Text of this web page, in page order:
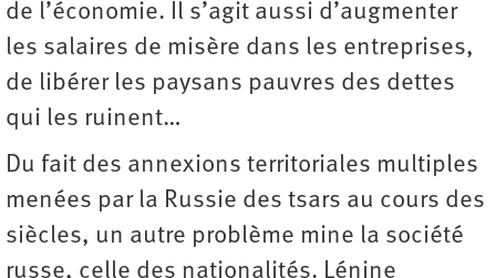
de l’économie. Il s’agit aussi d’augmenter
les salaires de misère dans les entreprises,
de libérer les paysans pauvres des dettes
qui les ruinent…
Du fait des annexions territoriales multiples
menées par la Russie des tsars au cours des
siècles, un autre problème mine la société
russe, celle des nationalités. Lénine